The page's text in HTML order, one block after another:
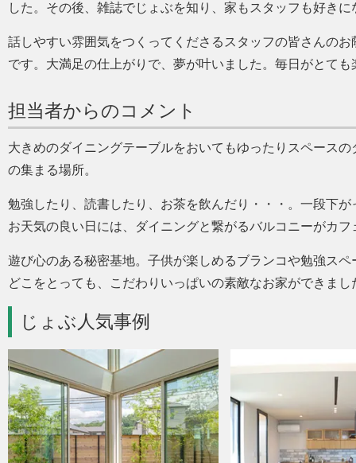
した。その後、雑誌でじょぶを知り、家もスタッフも好き
話しやすい雰囲気をつくってくださるスタッフの皆さんの
です。大満足の仕上がりで、夢が叶いました。毎日がとても
担当者からのコメント
大きめのダイニングテーブルをおいてもゆったりスペース
の集まる場所。
勉強したり、読書したり、お茶を飲んだり・・・。一段下
お天気の良い日には、ダイニングと繋がるバルコニーがカフ
遊び心のある秘密基地。子供が楽しめるブランコや勉強ス
どこをとっても、こだわりいっぱいの素敵なお家ができまし
じょぶ人気事例